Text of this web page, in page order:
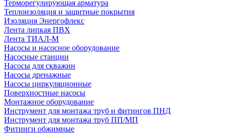
Терморегулирующая арматура
Теплоизоляция и защитные покрытия
Изоляция Энергофлекс
Лента липкая ПВХ
Лента ТИАЛ-М
Насосы и насосное оборудование
Насосные станции
Насосы для скважин
Насосы дренажные
Насосы циркуляционные
Поверхностные насосы
Монтажное оборудование
Инструмент для монтажа труб и фитингов ПНД
Инструмент для монтажа труб ПП/МП
Фитинги обжимные